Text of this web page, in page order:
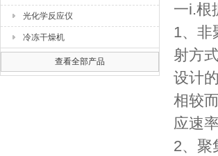
光化学反应仪
冷冻干燥机
查看全部产品
一i.根
1、非
射方
设计
相较
应速
2、聚